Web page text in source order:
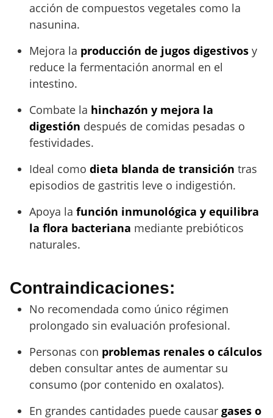
acción de compuestos vegetales como la
nasunina.
Mejora la producción de jugos digestivos y
reduce la fermentación anormal en el
intestino.
Combate la hinchazón y mejora la
digestión después de comidas pesadas o
festividades.
Ideal como dieta blanda de transición tras
episodios de gastritis leve o indigestión.
Apoya la función inmunológica y equilibra
la flora bacteriana mediante prebióticos
naturales.
Contraindicaciones:
No recomendada como único régimen
prolongado sin evaluación profesional.
Personas con problemas renales o cálculos
deben consultar antes de aumentar su
consumo (por contenido en oxalatos).
En grandes cantidades puede causar gases o